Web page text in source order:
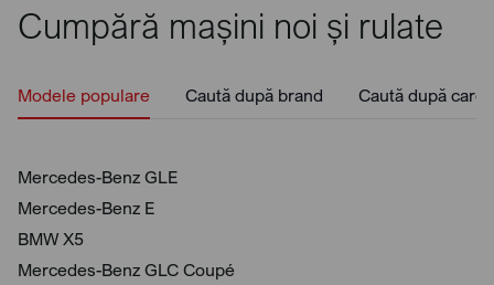
Cumpără mașini noi și rulate
Modele populare Caută după brand Caută după
Mercedes-Benz GLE
Mercedes-Benz E
BMW X5
Mercedes-Benz GLC Coupé